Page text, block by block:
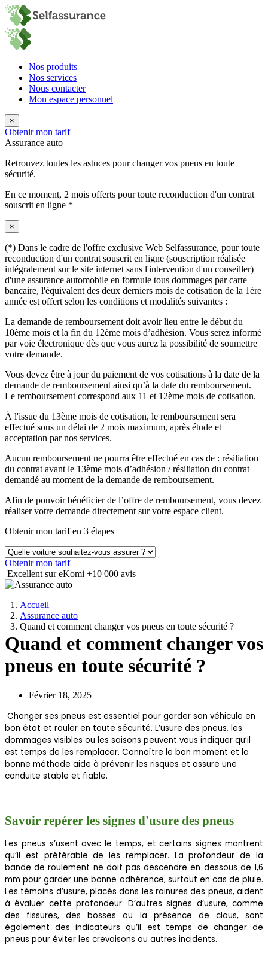
Nos produits
Nos services
Nous contacter
Mon espace personnel
×
Obtenir mon tarif
Assurance auto
Retrouvez toutes les astuces pour changer vos pneus en toute
sécurité.
En ce moment, 2 mois offerts pour toute reconduction d'un contrat
souscrit en ligne *
×
(*) Dans le cadre de l'offre exclusive Web Selfassurance, pour toute
reconduction d'un contrat souscrit en ligne (souscription réalisée
intégralement sur le site internet sans l'intervention d'un conseiller)
d'une assurance automobile en formule tous dommages par carte
bancaire, l'équivalent des deux derniers mois de cotisation de la 1ère
année est offert selon les conditions et modalités suivantes :
La demande de remboursement doit avoir lieu entre le début du
10ème mois et la fin du 12ème mois d’adhésion. Vous serez informé
par voie électronique dès que vous aurez la possibilité de soumettre
votre demande.
Vous devez être à jour du paiement de vos cotisations à la date de la
demande de remboursement ainsi qu’à la date du remboursement.
Le remboursement correspond aux 11 et 12ème mois de cotisation.
À l'issue du 13ème mois de cotisation, le remboursement sera
effectué sous un délai de 2 mois maximum, après étude et
acceptation par nos services.
Aucun remboursement ne pourra être effectué en cas de : résiliation
du contrat avant le 13ème mois d’adhésion / résiliation du contrat
demandé au moment de la demande de remboursement.
Afin de pouvoir bénéficier de l’offre de remboursement, vous devez
réaliser votre demande directement sur votre espace client.
Obtenir mon tarif en 3 étapes
Obtenir mon tarif
Excellent sur eKomi +10 000 avis
Accueil
Assurance auto
Quand et comment changer vos pneus en toute sécurité ?
Quand et comment changer vos
pneus en toute sécurité ?
Février 18, 2025
Changer ses pneus est essentiel pour garder son véhicule en
bon état et rouler en toute sécurité. L’usure des pneus, les
dommages visibles ou les saisons peuvent vous indiquer qu’il
est temps de les remplacer. Connaître le bon moment et la
bonne méthode aide à prévenir les risques et assure une
conduite stable et fiable.
Savoir repérer les signes d'usure des pneus
Les pneus s’usent avec le temps, et certains signes montrent
qu’il est préférable de les remplacer. La profondeur de la
bande de roulement ne doit pas descendre en dessous de 1,6
mm pour garder une bonne adhérence, surtout en cas de pluie.
Les témoins d’usure, placés dans les rainures des pneus, aident
à évaluer cette profondeur. D’autres signes d’usure, comme
des fissures, des bosses ou la présence de clous, sont
également des indicateurs qu’il est temps de changer de
pneus pour éviter les crevaisons ou autres incidents.